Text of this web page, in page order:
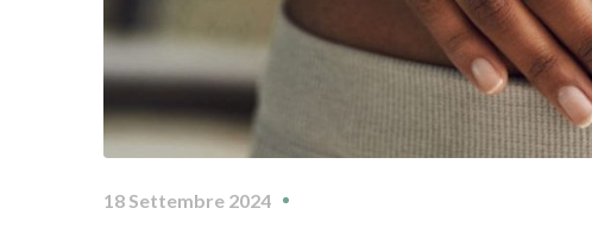
18 Settembre 2024